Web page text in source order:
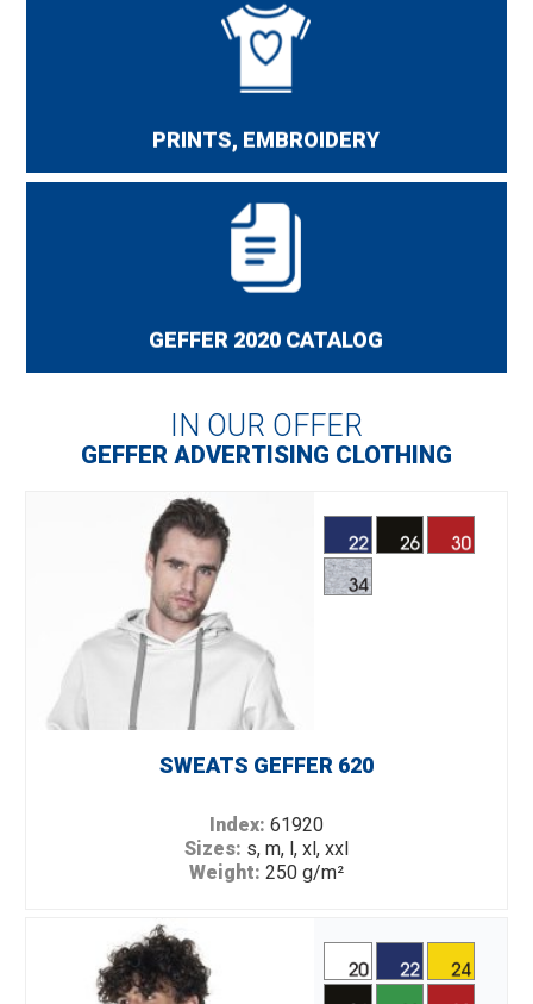
PRINTS, EMBROIDERY
We make embroidery on the advertising
clothing, screen printing, thermo transfer screen
and digital as well as DTG digital direct printing.
GEFFER 2020 CATALOG
Catalog of Geffer, Promostars, Marke the Helper
and Crimson Cut for 2020.
IN OUR OFFER
GEFFER ADVERTISING CLOTHING
SWEATS GEFFER 620
Index: 61920
Sizes: s, m, l, xl, xxl
Weight: 250 g/m²
Description:
sweatshirt; elastic rib; inside brushed fabric;
kangaroo pocket; hood lining;gray string in hood
regulation (white string in colour 34); double